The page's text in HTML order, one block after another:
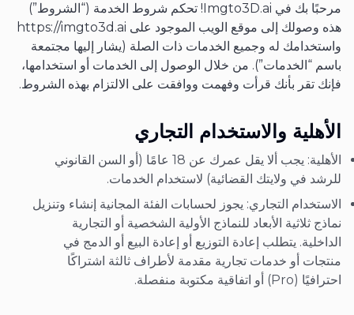
مرحبًا بك في Imgto3D.ai! تحكم شروط الخدمة (“الشروط”)
هذه وصولك إلى موقع الويب الموجود على https://imgto3d.ai
واستخدامك له وجميع الخدمات ذات الصلة (يشار إليها مجتمعة
باسم “الخدمات”). من خلال الوصول إلى الخدمات أو استخدامها،
فإنك تقر بأنك قرأت وفهمت ووافقت على الالتزام بهذه الشروط.
الأهلية والاستخدام التجاري
الأهلية: يجب ألا يقل عمرك عن 18 عامًا (أو السن القانوني
للرشد في ولايتك القضائية) لاستخدام الخدمات.
الاستخدام التجاري: يجوز لحسابات الفئة المجانية إنشاء وتنزيل
نماذج ثلاثية الأبعاد للنماذج الأولية الشخصية أو التجارية
الداخلية. يتطلب إعادة التوزيع أو إعادة البيع أو الدمج في
منتجات أو خدمات تجارية مقدمة لأطراف ثالثة اشتراكًا
احترافيًا (Pro) أو اتفاقية مكتوبة منفصلة.